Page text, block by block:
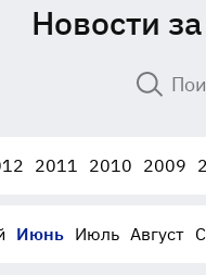
Новости
2011 2010 2009
Июнь Июль Август